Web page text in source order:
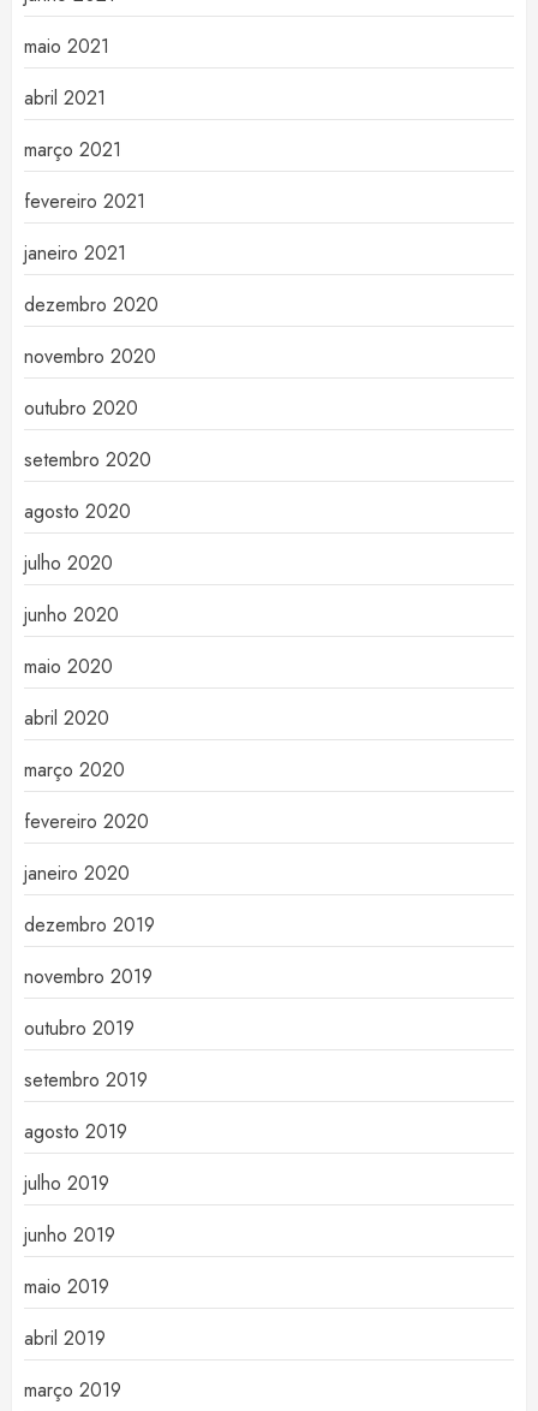
maio 2021
abril 2021
março 2021
fevereiro 2021
janeiro 2021
dezembro 2020
novembro 2020
outubro 2020
setembro 2020
agosto 2020
julho 2020
junho 2020
maio 2020
abril 2020
março 2020
fevereiro 2020
janeiro 2020
dezembro 2019
novembro 2019
outubro 2019
setembro 2019
agosto 2019
julho 2019
junho 2019
maio 2019
abril 2019
março 2019